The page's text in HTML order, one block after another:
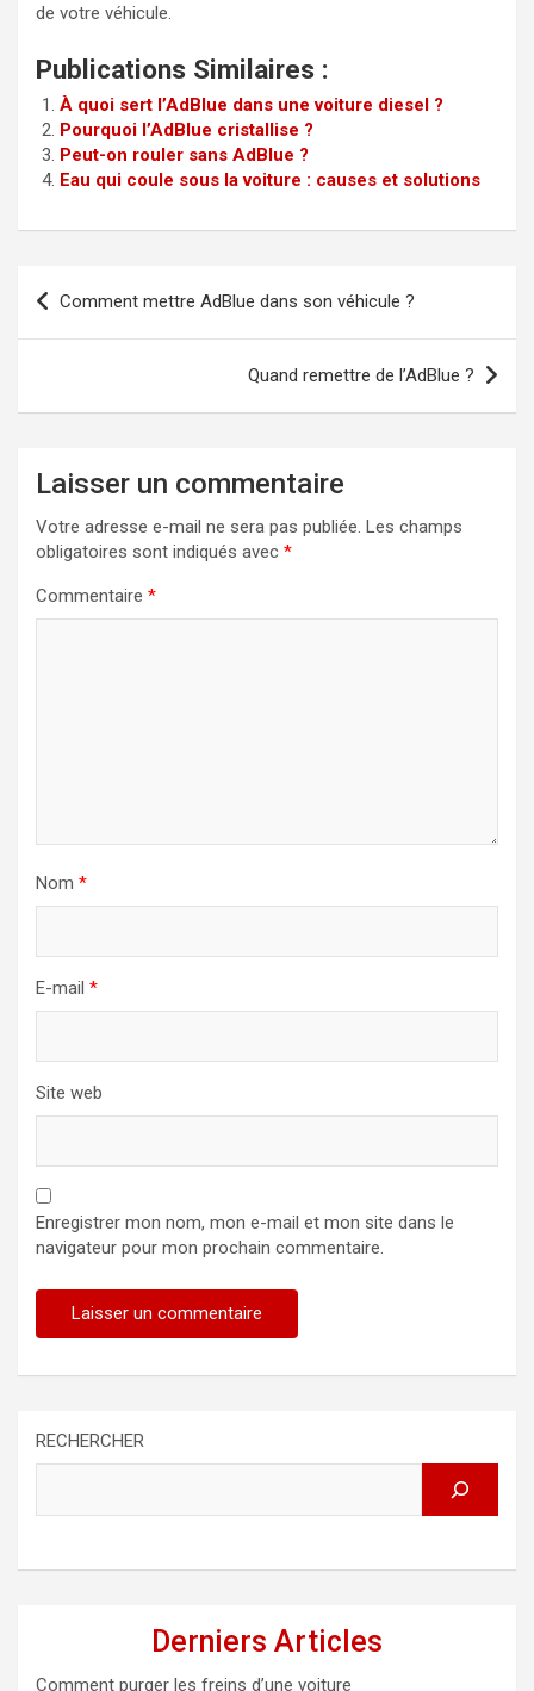
de votre véhicule.
Publications Similaires :
À quoi sert l’AdBlue dans une voiture diesel ?
Pourquoi l’AdBlue cristallise ?
Peut-on rouler sans AdBlue ?
Eau qui coule sous la voiture : causes et solutions
Navigation
de
Comment mettre AdBlue dans son véhicule ?
Quand remettre de l’AdBlue ?
Laisser un commentaire
Votre adresse e-mail ne sera pas publiée. Les champs
obligatoires sont indiqués avec *
Commentaire *
Nom *
E-mail *
Site web
Enregistrer mon nom, mon e-mail et mon site dans le
navigateur pour mon prochain commentaire.
RECHERCHER
Derniers Articles
Comment purger les freins d’une voiture